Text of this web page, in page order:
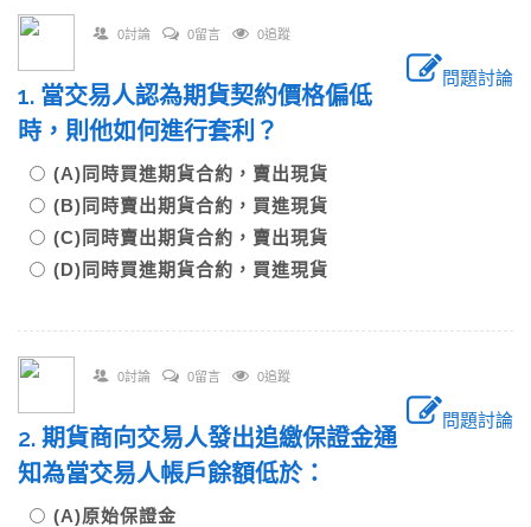
0討論 0留言 0追蹤
問題討論
1. 當交易人認為期貨契約價格偏低
時，則他如何進行套利？
(A)同時買進期貨合約，賣出現貨
(B)同時賣出期貨合約，買進現貨
(C)同時賣出期貨合約，賣出現貨
(D)同時買進期貨合約，買進現貨
0討論 0留言 0追蹤
問題討論
2. 期貨商向交易人發出追繳保證金通
知為當交易人帳戶餘額低於：
(A)原始保證金